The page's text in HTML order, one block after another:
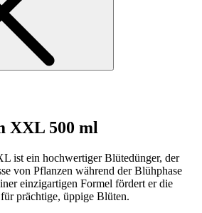
XXL 500 ml
ist ein hochwertiger Blütedünger, der
von Pflanzen während der Blühphase
einzigartigen Formel fördert er die
prächtige, üppige Blüten.